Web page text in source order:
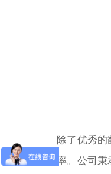
除了优秀
率。公司